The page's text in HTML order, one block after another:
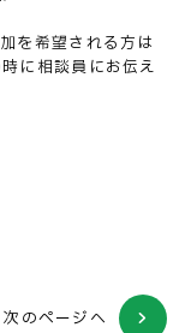
を希望される方は
に相談員にお伝え
次のページへ